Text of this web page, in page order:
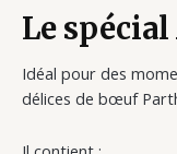
Le
Idéal pour des
délices de bœuf